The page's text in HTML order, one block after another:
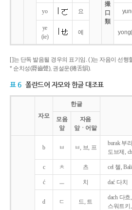
撮
口
類
yo 요 yun
ye
(ie)
예 yong
[ ]는 단독 발음될 경우의 표기임. ( )는 자음이 선행
* 순치성(脣齒聲), 권설운(捲舌韻).
표 6 폴란드어 자모와 한글 대조표
자모
한글
모음
앞
자음
앞ㆍ어말
b ㅂ ㅂ, 브, 프
burak 부
도브제,
c ㅊ 츠 cel 첼,
ć ㅡ 치 dać 다치
d ㄷ 드, 트
dach 다
스워트키